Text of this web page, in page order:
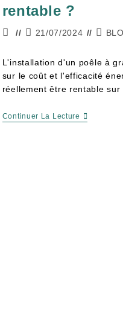
rentable ?
21/07/2024
L'installation d'un poêle à
sur le coût et l'efficacité
réellement être rentable sur
Continuer La Lecture